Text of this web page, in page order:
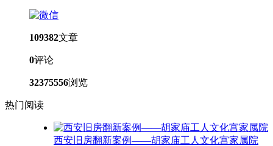
109382文章
0评论
32375556浏览
热门阅读
西安旧房翻新案例——胡家庙工人文化宫家属院